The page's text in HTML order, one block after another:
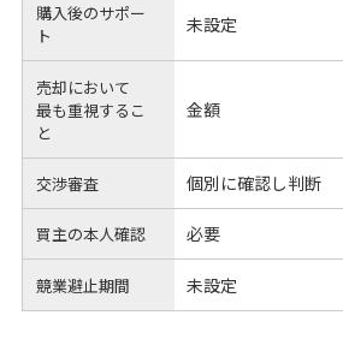
購入後のサポー
ト
未設定
売却において
最も重視するこ
と
金額
交渉審査 個別に確認し判断
買主の本人確認 必要
競業避止期間 未設定